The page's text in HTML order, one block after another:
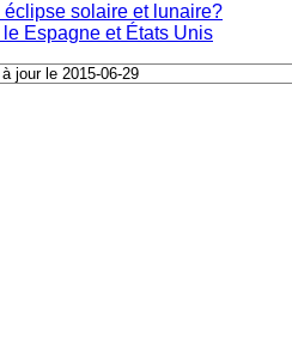
solaire et lunaire?
Espagne et États Unis
jour le 2015-06-29